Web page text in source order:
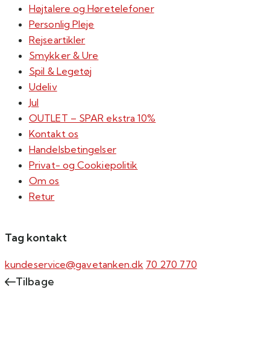
Højtalere og Høretelefoner
Personlig Pleje
Rejseartikler
Smykker & Ure
Spil & Legetøj
Udeliv
Jul
OUTLET – SPAR ekstra 10%
Kontakt os
Handelsbetingelser
Privat- og Cookiepolitik
Om os
Retur
Tag kontakt
kundeservice@gavetanken.dk 70 270 770
Tilbage